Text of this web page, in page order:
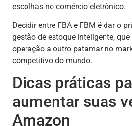
escolhas no comércio eletrônico.
Decidir entre FBA e FBM é dar o
gestão de estoque inteligente, que
operação a outro patamar no
competitivo do mundo.
Dicas práticas
aumentar suas
Amazon